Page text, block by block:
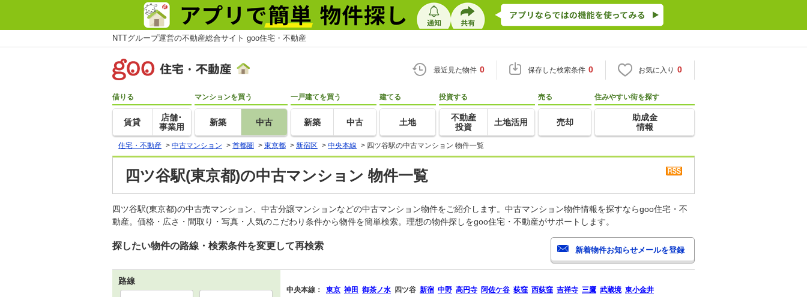
NTTグループ運営の不動産総合サイト goo住宅・不動産
最近見た物件 0 保存した検索条件 0 お気に入り 0
借りる
賃貸
店舗･
事業用
マンションを買う
新築 中古
一戸建てを買う
新築 中古
建てる
土地
投資する
不動産
投資
土地活用
売る
売却
住みやすい街を探す
助成金
情報
住宅・不動産 > 中古マンション > 首都圏 > 東京都 > 新宿区 > 中央本線 > 四ツ谷駅の中古マンション 物件一覧
四ツ谷駅(東京都)の中古マンション 物件一覧
四ツ谷駅(東京都)の中古売マンション、中古分譲マンションなどの中古マンション物件をご紹介します。中古マンション物件情報を探すならgoo住宅・不
動産。価格・広さ・間取り・写真・人気のこだわり条件から物件を簡単検索。理想の物件探しをgoo住宅・不動産がサポートします。
探したい物件の路線・検索条件を変更して再検索
路線
中央本線： 東京 神田 御茶ノ水 四ツ谷 新宿 中野 高円寺 阿佐ケ谷 荻窪 西荻窪 吉祥寺 三鷹 武蔵境 東小金井